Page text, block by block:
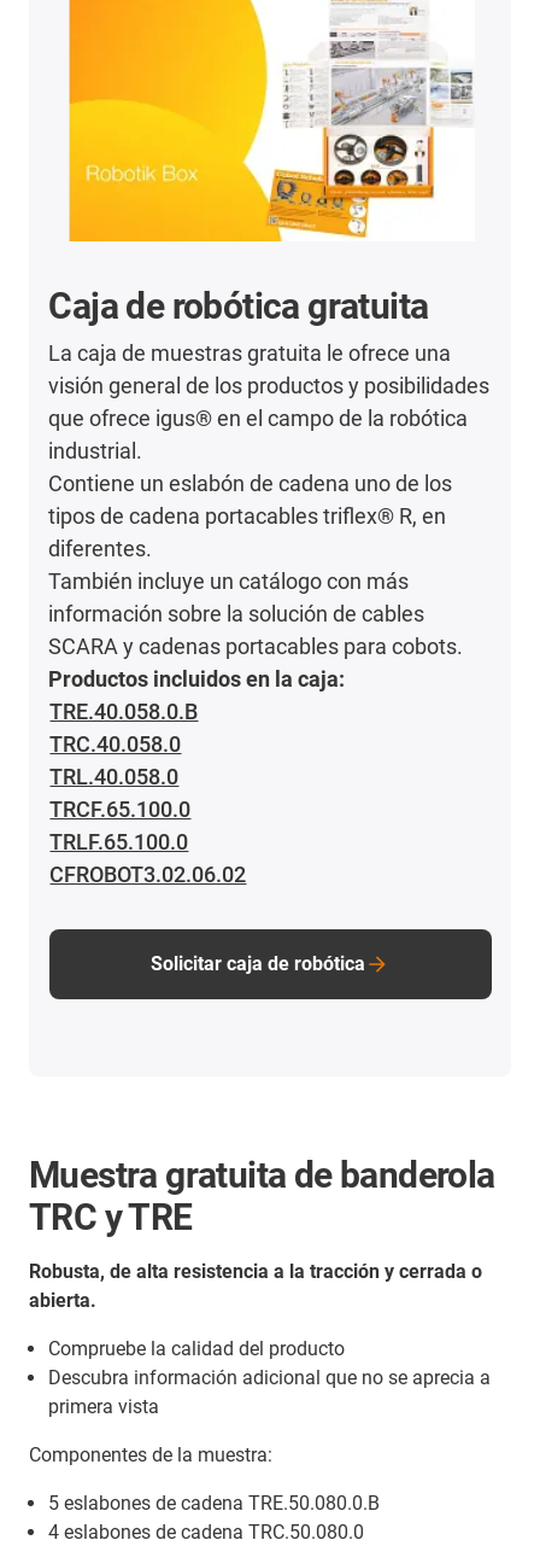
Caja de robótica gratuita
La caja de muestras gratuita le ofrece una
visión general de los productos y posibilidades
que ofrece igus® en el campo de la robótica
industrial.
Contiene un eslabón de cadena uno de los
tipos de cadena portacables triflex® R, en
diferentes.
También incluye un catálogo con más
información sobre la solución de cables
SCARA y cadenas portacables para cobots.
Productos incluidos en la caja:
TRE.40.058.0.B
TRC.40.058.0
TRL.40.058.0
TRCF.65.100.0
TRLF.65.100.0
CFROBOT3.02.06.02
Solicitar caja de robótica
Muestra gratuita de banderola
TRC y TRE
Robusta, de alta resistencia a la tracción y cerrada o
abierta.
Compruebe la calidad del producto
Descubra información adicional que no se aprecia a
primera vista
Componentes de la muestra:
5 eslabones de cadena TRE.50.080.0.B
4 eslabones de cadena TRC.50.080.0